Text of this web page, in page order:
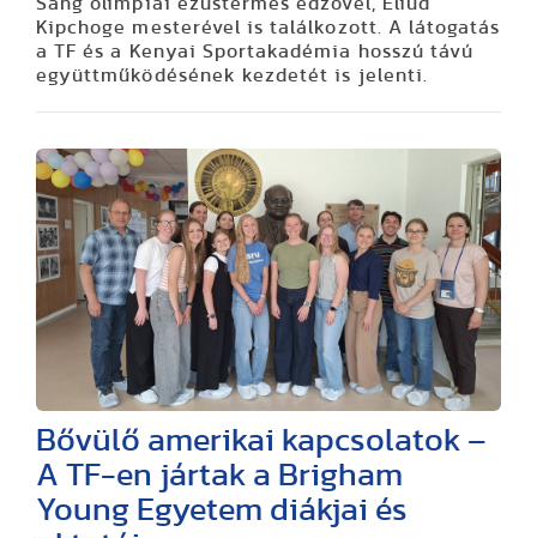
Sang olimpiai ezüstérmes edzővel, Eliud
Kipchoge mesterével is találkozott. A látogatás
a TF és a Kenyai Sportakadémia hosszú távú
együttműködésének kezdetét is jelenti.
Bővülő amerikai kapcsolatok –
A TF-en jártak a Brigham
Young Egyetem diákjai és